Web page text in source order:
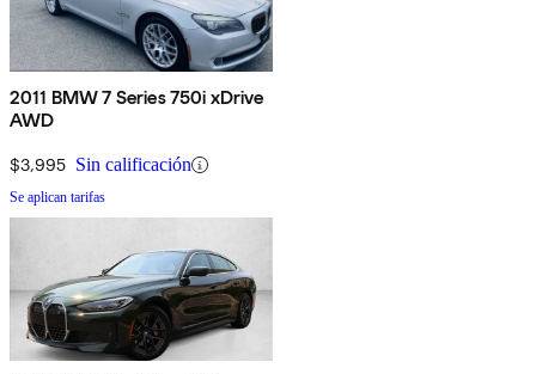
2011 BMW 7 Series 750i xDrive
AWD
$3,995 Sin calificación
Se aplican tarifas